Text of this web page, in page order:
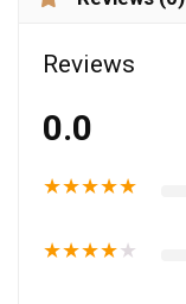
Reviews
0.0
★★★★★
★★★★★